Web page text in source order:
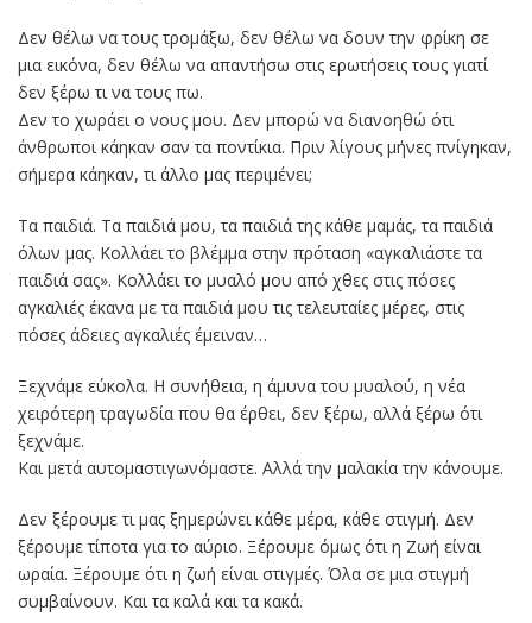
Δεν θέλω να τους τρομάξω, δεν θέλω να δουν την φρίκη σε
μια εικόνα, δεν θέλω να απαντήσω στις ερωτήσεις τους γιατί
δεν ξέρω τι να τους πω.
Δεν το χωράει ο νους μου. Δεν μπορώ να διανοηθώ ότι
άνθρωποι κάηκαν σαν τα ποντίκια. Πριν λίγους μήνες πνίγηκαν,
σήμερα κάηκαν, τι άλλο μας περιμένει;
Τα παιδιά. Τα παιδιά μου, τα παιδιά της κάθε μαμάς, τα παιδιά
όλων μας. Κολλάει το βλέμμα στην πρόταση «αγκαλιάστε τα
παιδιά σας». Κολλάει το μυαλό μου από χθες στις πόσες
αγκαλιές έκανα με τα παιδιά μου τις τελευταίες μέρες, στις
πόσες άδειες αγκαλιές έμειναν…
Ξεχνάμε εύκολα. Η συνήθεια, η άμυνα του μυαλού, η νέα
χειρότερη τραγωδία που θα έρθει, δεν ξέρω, αλλά ξέρω ότι
ξεχνάμε.
Και μετά αυτομαστιγωνόμαστε. Αλλά την μαλακία την κάνουμε.
Δεν ξέρουμε τι μας ξημερώνει κάθε μέρα, κάθε στιγμή. Δεν
ξέρουμε τίποτα για το αύριο. Ξέρουμε όμως ότι η Ζωή είναι
ωραία. Ξέρουμε ότι η ζωή είναι στιγμές. Όλα σε μια στιγμή
συμβαίνουν. Και τα καλά και τα κακά.